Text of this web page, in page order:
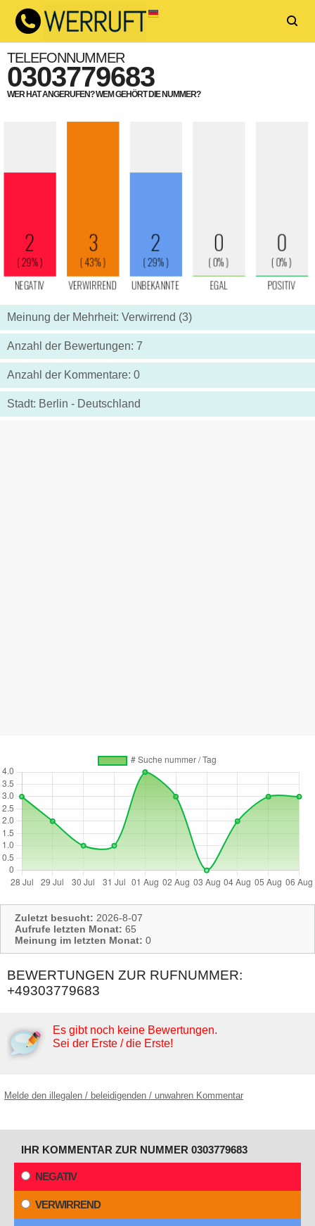
TELEFONNUMMER
0303779683
WER HAT ANGERUFEN? WEM GEHÖRT DIE NUMMER?
Meinung der Mehrheit: Verwirrend (3)
Anzahl der Bewertungen: 7
Anzahl der Kommentare: 0
Stadt: Berlin - Deutschland
Zuletzt besucht: 2026-8-07
Aufrufe letzten Monat: 65
Meinung im letzten Monat: 0
BEWERTUNGEN ZUR RUFNUMMER:
+49303779683
Es gibt noch keine Bewertungen.
Sei der Erste / die Erste!
Melde den illegalen / beleidigenden / unwahren Kommentar
IHR KOMMENTAR ZUR NUMMER 0303779683
NEGATIV
VERWIRREND